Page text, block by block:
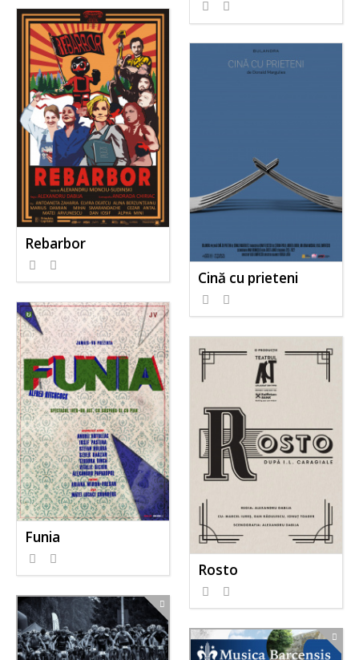
Rebarbor
Cină cu prieteni
Funia
Rosto